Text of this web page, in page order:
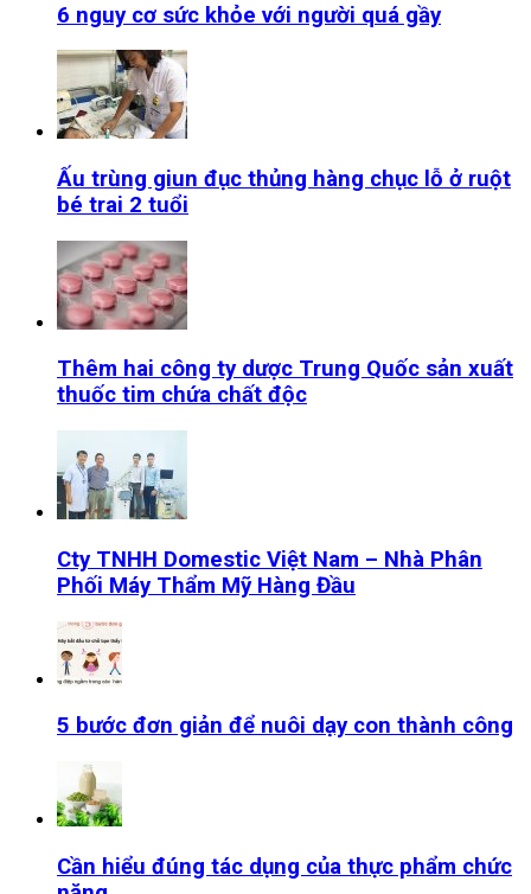
6 nguy cơ sức khỏe với người quá gầy
Ấu trùng giun đục thủng hàng chục lỗ ở ruột
bé trai 2 tuổi
Thêm hai công ty dược Trung Quốc sản xuất
thuốc tim chứa chất độc
Cty TNHH Domestic Việt Nam – Nhà Phân
Phối Máy Thẩm Mỹ Hàng Đầu
5 bước đơn giản để nuôi dạy con thành công
Cần hiểu đúng tác dụng của thực phẩm chức